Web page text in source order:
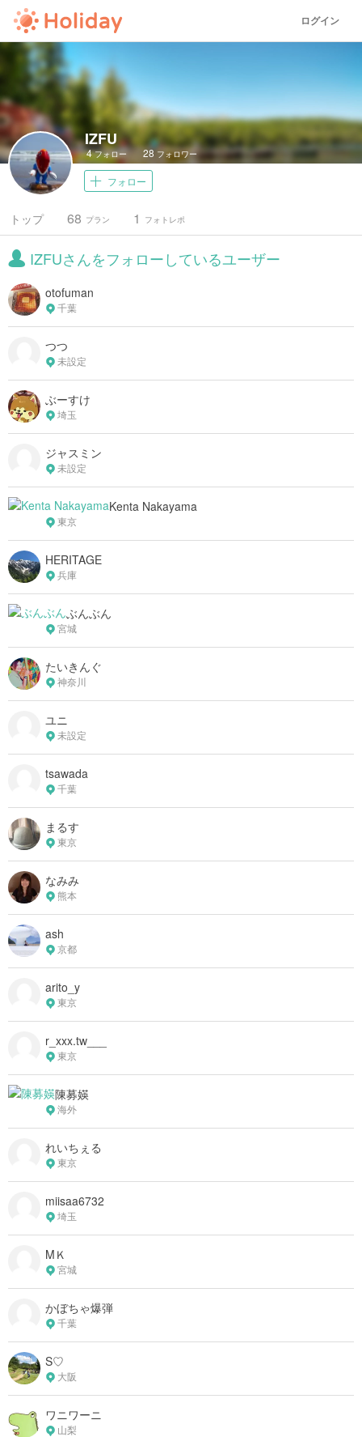
ログイン
IZFU
4フォロー 28フォロワー
フォロー
トップ プラン
68 フォトレポ
1
IZFUさんをフォローしているユーザー
otofuman
千葉
つつ
未設定
ぶーすけ
埼玉
ジャスミン
未設定
Kenta Nakayama
東京
HERITAGE
兵庫
ぶんぶん
宮城
たいきんぐ
神奈川
ユニ
未設定
tsawada
千葉
まるす
東京
なみみ
熊本
ash
京都
arito_y
東京
r_xxx.tw___
東京
陳募媖
海外
れいちぇる
東京
miisaa6732
埼玉
MＫ
宮城
かぼちゃ爆弾
千葉
S♡
大阪
ワニワーニ
山梨